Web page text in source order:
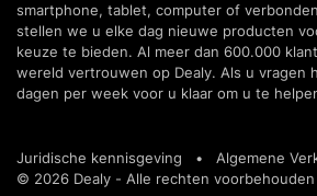
smartphone, tablet, computer of
stellen we u elke dag nieuwe producten
keuze te bieden. Al meer dan 600.000
wereld vertrouwen op Dealy. Als u vragen
dagen per week voor u klaar om u te
© 2026 Dealy - Alle rechten voorbehouden
Juridische kennisgeving • Algemene